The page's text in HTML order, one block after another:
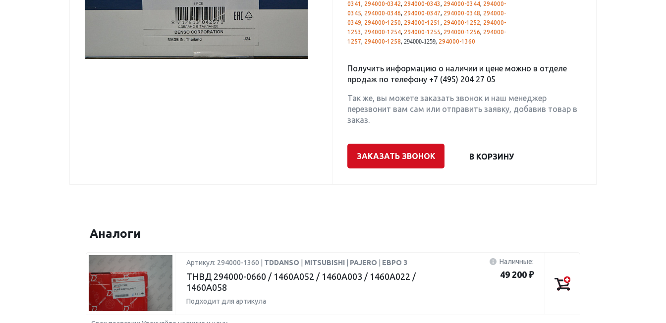
0341 , 294000-0342, 294000-0343, 294000-0344, 294000-
0345, 294000-0346, 294000-0347, 294000-0348, 294000-
0349, 294000-1250, 294000-1251 , 294000-1252, 294000-
1253, 294000-1254, 294000-1255, 294000-1256, 294000-
1257, 294000-1258, 294000-1259, 294000-1360
Получить информацию о наличии и цене можно в отделе
продаж по телефону +7 (495) 204 27 05
Так же, вы можете заказать звонок и наш менеджер
перезвонит вам сам или отправить заявку, добавив товар в
заказ.
ЗАКАЗАТЬ ЗВОНОК В КОРЗИНУ
Аналоги
Артикул: 294000-1360 | TDDANSO MITSUBISHI PAJERO ЕВРО 3
ТНВД 294000-0660 / 1460A052 / 1460A003 / 1460A022 /
1460A058
Подходит для артикула
Наличные:
49 200 ₽